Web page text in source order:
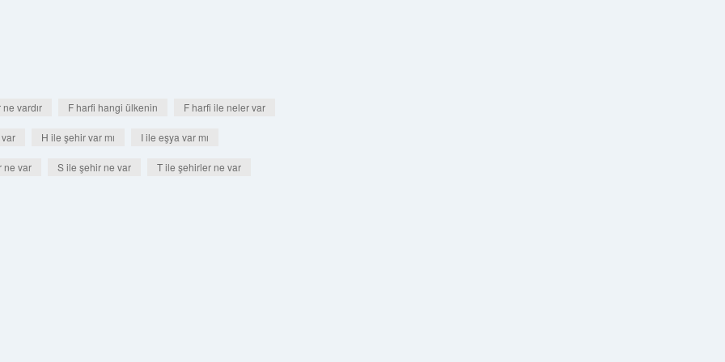
vardır F harfi hangi ülkenin F harfi ile neler var
H ile şehir var mı I ile eşya var mı
ne var S ile şehir ne var T ile şehirler ne var